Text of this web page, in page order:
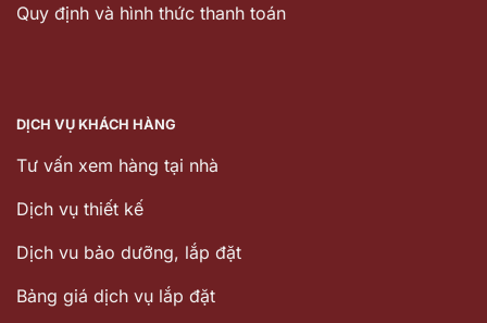
Quy định và hình thức thanh toán
DỊCH VỤ KHÁCH HÀNG
Tư vấn xem hàng tại nhà
Dịch vụ thiết kế
Dịch vu bảo dưỡng, lắp đặt
Bảng giá dịch vụ lắp đặt